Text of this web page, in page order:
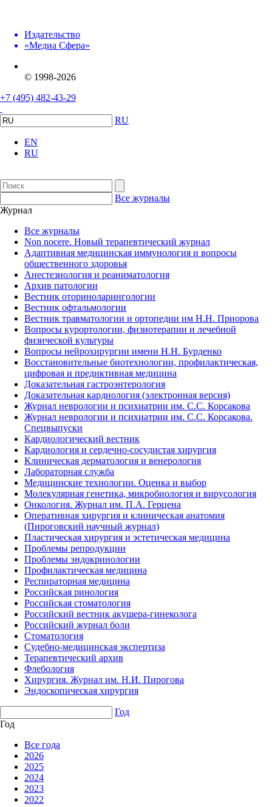
Издательство
«Медиа Сфера»
© 1998-2026
+7 (495) 482-43-29
RU
EN
RU
Все журналы
Журнал
Все журналы
Non nocere. Новый терапевтический журнал
Адаптивная медицинская иммунология и вопросы
общественного здоровья
Анестезиология и реаниматология
Архив патологии
Вестник оториноларингологии
Вестник офтальмологии
Вестник травматологии и ортопедии им Н.Н. Приорова
Вопросы курортологии, физиотерапии и лечебной
физической культуры
Вопросы нейрохирургии имени Н.Н. Бурденко
Восстановительные биотехнологии, профилактическая,
цифровая и предиктивная медицина
Доказательная гастроэнтерология
Доказательная кардиология (электронная версия)
Журнал неврологии и психиатрии им. С.С. Корсакова
Журнал неврологии и психиатрии им. С.С. Корсакова.
Спецвыпуски
Кардиологический вестник
Кардиология и сердечно-сосудистая хирургия
Клиническая дерматология и венерология
Лабораторная служба
Медицинские технологии. Оценка и выбор
Молекулярная генетика, микробиология и вирусология
Онкология. Журнал им. П.А. Герцена
Оперативная хирургия и клиническая анатомия
(Пироговский научный журнал)
Пластическая хирургия и эстетическая медицина
Проблемы репродукции
Проблемы эндокринологии
Профилактическая медицина
Респираторная медицина
Российская ринология
Российская стоматология
Российский вестник акушера-гинеколога
Российский журнал боли
Стоматология
Судебно-медицинская экспертиза
Терапевтический архив
Флебология
Хирургия. Журнал им. Н.И. Пирогова
Эндоскопическая хирургия
Год
Год
Все года
2026
2025
2024
2023
2022